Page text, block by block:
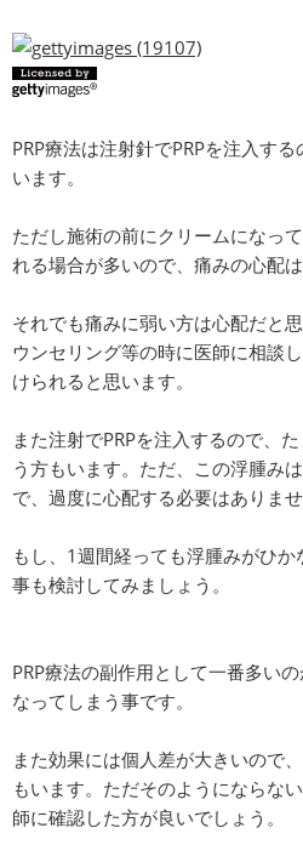
PRP療法は注射針でPRPを注入す
います。
ただし施術の前にクリームになっ
れる場合が多いので、痛みの心配は
それでも痛みに弱い方は心配だと
ウンセリング等の時に医師に相談
けられると思います。
また注射でPRPを注入するので、
う方もいます。ただ、この浮腫み
で、過度に心配する必要はありませ
もし、1週間経っても浮腫みがひ
事も検討してみましょう。
PRP療法の副作用として一番多い
なってしまう事です。
また効果には個人差が大きいので
もいます。ただそのようにならな
師に確認した方が良いでしょう。